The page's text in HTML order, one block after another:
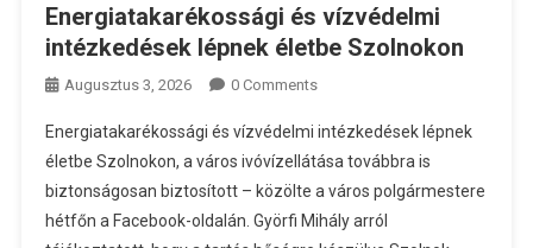
Energiatakarékossági és vízvédelmi
intézkedések lépnek életbe Szolnokon
Augusztus 3, 2026 0 Comments
Energiatakarékossági és vízvédelmi intézkedések lépnek
életbe Szolnokon, a város ivóvízellátása továbbra is
biztonságosan biztosított – közölte a város polgármestere
hétfőn a Facebook-oldalán. Györfi Mihály arról